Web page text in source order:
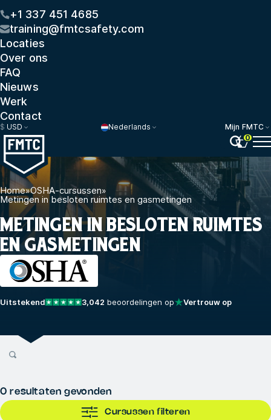
+1 337 451 4685
training@fmtcsafety.com
Locaties
Over ons
FAQ
Nieuws
Werk
Contact
$ USD Nederlands
Mijn FMTC
0
Home»OSHA-cursussen»
Metingen in besloten ruimtes en gasmetingen
METINGEN IN BESLOTEN RUIMTES
EN GASMETINGEN
Uitstekend 3,042 beoordelingen op Vertrouw op
0 resultaten gevonden
Cursussen filteren